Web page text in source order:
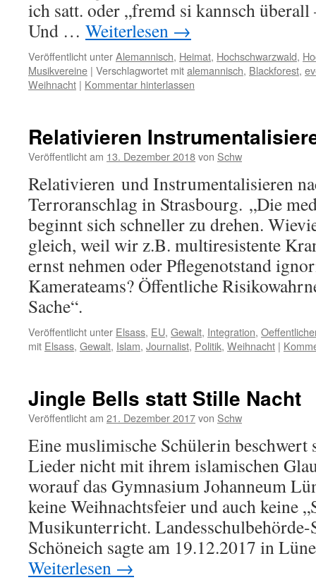
ich satt. oder „fremd si kannsch überall
Und … Weiterlesen →
Veröffentlicht unterAlemannisch, Heimat, Hochschwarzwald,
Musikvereine | Verschlagwortet mitalemannisch, Blackforest,
Weihnacht | Kommentar hinterlassen
Relativieren
Veröffentlicht am 13. Dezember 2018von Schw
Relativieren und Instrumentalisieren
Terroranschlag in Strasbourg. „Die
beginnt sich schneller zu drehen.
gleich, weil wir z.B. multiresistente
ernst nehmen oder Pflegenotstand
Kamerateams? Öffentliche
Sache“.
Veröffentlicht unter Elsass, EU, Gewalt, Integration,
mit Elsass, Gewalt, Islam, Journalist, Politik, Weihnacht |
Jingle Bells statt Stille Nacht
Veröffentlicht am 21. Dezember 2017von Schw
Eine muslimische Schülerin beschwert
Lieder nicht mit ihrem islamischen
worauf das Gymnasium Johanneum
keine Weihnachtsfeier und auch keine
Musikunterricht. Landesschulbehörde-
Schöneich sagte am 19.12.2017 in
Weiterlesen →